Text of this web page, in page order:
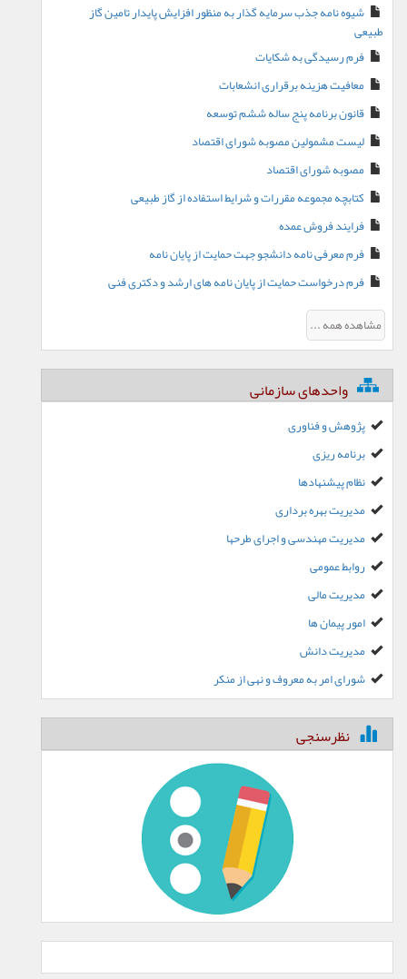
شیوه نامه جذب سرمایه گذار به منظور افزایش پایدار تامین گاز
طبیعی
فرم رسیدگی به شکایات
معافیت هزینه برقراری انشعابات
قانون برنامه پنج ساله ششم توسعه
لیست مشمولین مصوبه شورای اقتصاد
مصوبه شورای اقتصاد
کتابچه مجموعه مقررات و شرایط استفاده از گاز طبیعی
فرایند فروش عمده
فرم معرفی نامه دانشجو جهت حمایت از پایان نامه
فرم درخواست حمایت از پایان نامه های ارشد و دکتری فنی
مشاهده همه ...
واحدهای سازمانی
پژوهش و فناوری
برنامه ریزی
نظام پیشنهادها
مدیریت بهره برداری
مدیریت مهندسی و اجرای طرحها
روابط عمومی
مدیریت مالی
امور پیمان ها
مدیریت دانش
شورای امر به معروف و نهی از منکر
نظرسنجی